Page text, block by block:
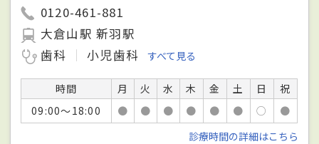
0120-461-881
大倉山駅 新羽駅
歯科
小児歯科 すべて見る
時間 月 火 水 木 金 土 日
祝
09:00～18:00
● ● ● ● ● ● ○
●
診療時間の詳細はこちら